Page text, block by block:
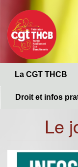
contenu
principal
La CGT THCB
Droit et infos
Le